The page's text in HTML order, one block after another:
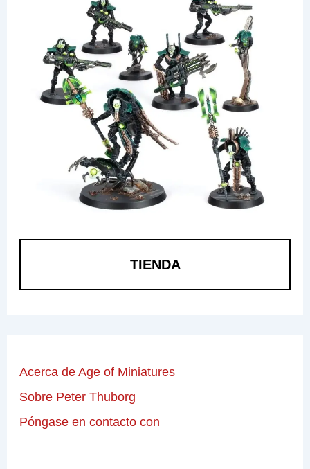
TIENDA
Acerca de Age of Miniatures
Sobre Peter Thuborg
Póngase en contacto con